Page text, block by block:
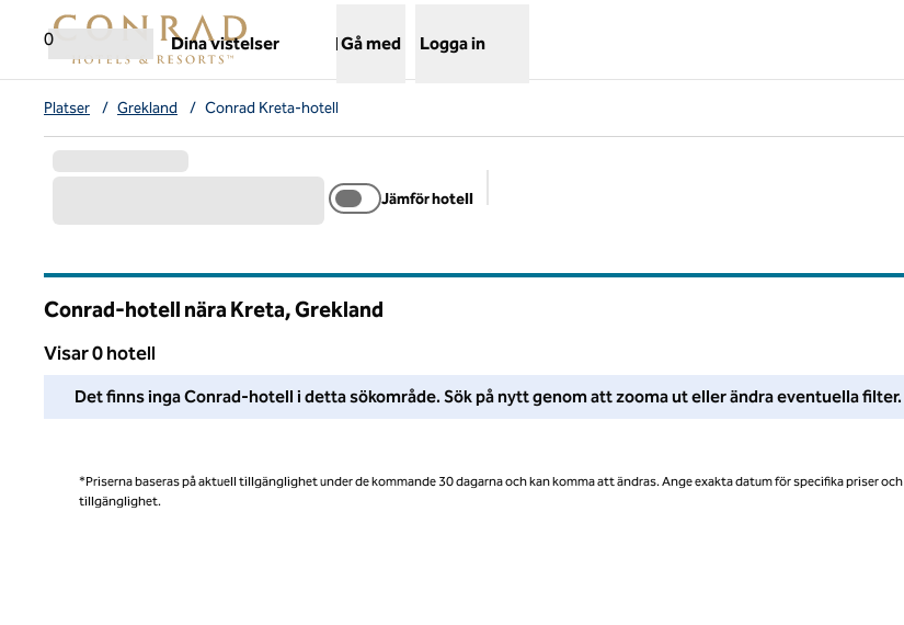
Gå vidare till innehållet
0
Dina vistelser
,öppnar ny flik
Gå med Logga in
Platser / Grekland / Conrad Kreta-hotell
Jämför hotell
Conrad-hotell nära Kreta, Grekland
Visar 0 hotell
Vi kunde inte hitta några hotell i detta område. Ändra dina filter eller försök zooma ut för att få fler sökresultat.
Det finns inga Conrad-hotell i detta sökområde. Sök på nytt genom att zooma ut eller ändra eventuella filter.
*Priserna baseras på aktuell tillgänglighet under de kommande 30 dagarna och kan komma att ändras. Ange exakta datum för specifika priser och
tillgänglighet.